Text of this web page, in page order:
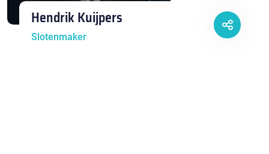
Hendrik Kuijpers
Slotenmaker